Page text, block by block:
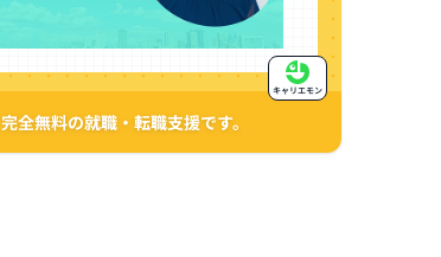
完全無料の就職・転職支援です。
キャリエモン